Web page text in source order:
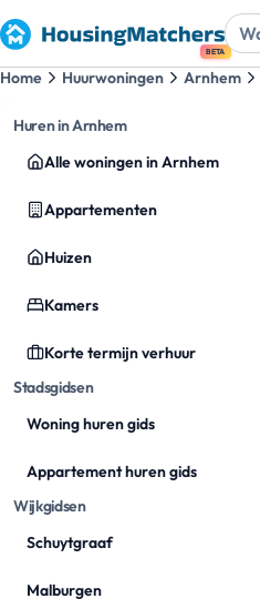
BETA
Home Huurwoningen Arnhem
Huren in Arnhem
Alle woningen in Arnhem
Appartementen
Huizen
Kamers
Korte termijn verhuur
Stadsgidsen
Woning huren gids
Appartement huren gids
Wijkgidsen
Schuytgraaf
Malburgen